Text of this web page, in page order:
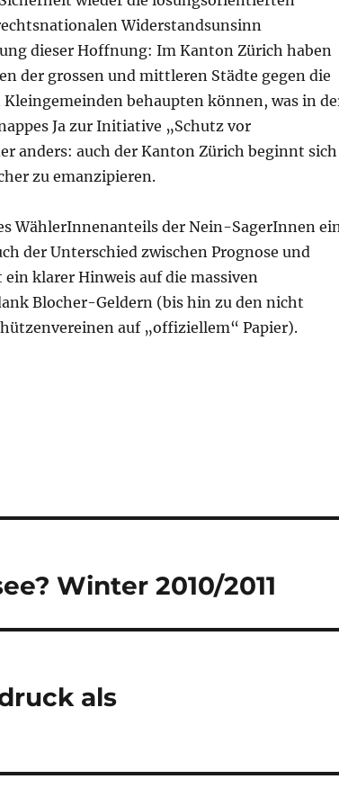
Widerstandsunsinn
dieser Hoffnung: Im Kanton Zürich haben
der grossen und mittleren Städte gegen die
behaupten können, was in
Ja zur Initiative „Schutz vor
anders: auch der Kanton Zürich beginnt sich
zu emanzipieren.
WählerInnenanteils der Nein-SagerInnen
der Unterschied zwischen Prognose und
klarer Hinweis auf die massiven
Blocher-Geldern (bis hin zu den nicht
auf „offiziellem“ Papier).
Winter 2010/2011
als